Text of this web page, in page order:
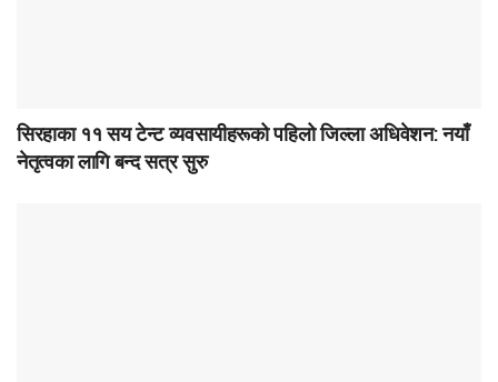
सिरहाका ११ सय टेन्ट व्यवसायीहरूको पहिलो जिल्ला अधिवेशन: नयाँ
नेतृत्वका लागि बन्द सत्र सुरु